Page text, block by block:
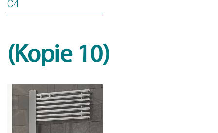
C4
(Kopie 10)